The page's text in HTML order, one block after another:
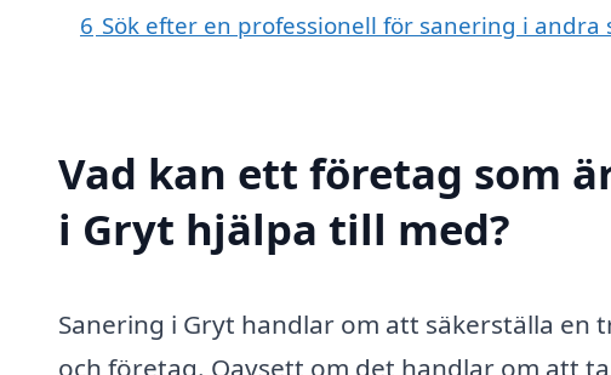
6 Sök efter en professionell för sanering i andra
Vad kan ett företag som
i Gryt hjälpa till med?
Sanering i Gryt handlar om att säkerställa
och företag. Oavsett om det handlar om att